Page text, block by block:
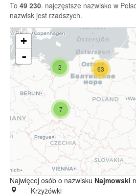
To 49 230. najczęstsze nazwisko w
nazwisk jest rzadszych.
7
2 63
+
-
Najwięcej osób o nazwisku Najmowski
Krzyżówki